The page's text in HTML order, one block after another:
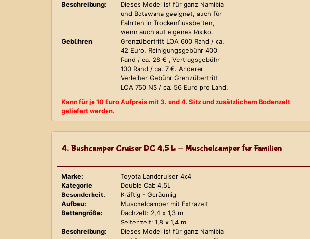
Beschreibung:
Dieses Model ist für ganz Namibia
und Botswana geeignet, auch für
Fahrten in Trockenflussbetten,
wenn auch auf eigenes Risiko.
Gebühren:
Grenzübertritt LOA 600 Rand / ca.
42 Euro. Reinigungsgebühr 400
Rand / ca. 28 € , Vertragsgebühr
100 Rand / ca. 7 €. Anderer
Verleiher Gebühr Grenzübertritt
LOA 750 N$ / ca. 56 Euro pro Land.
Kann für je 10 Euro Aufpreis mit 3. und 4. Sitz und zusätzlichem Bodenzelt
geliefert werden.
4. Bushcamper Cruiser DC 4,5 L - Muschelcamper für Familien
Marke:
Toyota Landcruiser 4x4
Kategorie:
Double Cab 4,5L
Besonderheit:
Kräftig - Geräumig
Aufbau:
Muschelcamper mit Extrazelt
Bettengröße:
Dachzelt: 2,4 x 1,3 m
Seitenzelt: 1,8 x 1,4 m
Beschreibung:
Dieses Model ist für ganz Namibia